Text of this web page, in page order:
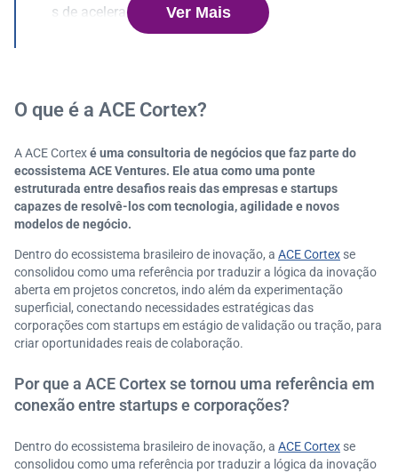
s de aceleração?
Como as Datatechs inovam com as startups na práti
m programas como o da ACE Cortex?
Quais alternativas existem no ecossistema de inovaç
Impulsiona Startups: iniciativa da Serasa Experian e
m parceria com a ACE Cortex!
A era da inovação fechada ficou definitivamente par
a trás!
Ver Mais
O que é a ACE Cortex?
A ACE Cortexé uma consultoria de negócios que faz parte do
ecossistema ACE Ventures. Ele atua como uma ponte
estruturada entre desafios reais das empresas e startups
capazes de resolvê-los com tecnologia, agilidade e novos
modelos de negócio.
Dentro do ecossistema brasileiro de inovação, a ACE Cortex se
consolidou como uma referência por traduzir a lógica da inovação
aberta em projetos concretos, indo além da experimentação
superficial, conectando necessidades estratégicas das
corporações com startups em estágio de validação ou tração, para
criar oportunidades reais de colaboração.
Por que a ACE Cortex se tornou uma referência em
conexão entre startups e corporações?
Dentro do ecossistema brasileiro de inovação, a ACE Cortex se
consolidou como uma referência por traduzir a lógica da inovação